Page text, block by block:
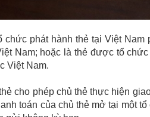
chức phát hành thẻ tại Việt Nam
Nam; hoặc là thẻ được tổ
Việt Nam.
cho phép chủ thẻ thực hiện
toán của chủ thẻ mở tại một